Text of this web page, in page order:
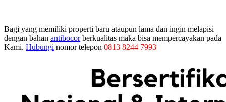
Bagi yang memiliki properti baru ataupun lama dan ingin melapisi
dengan bahan antibocorberkualitas maka bisa mempercayakan pada
Kami. Hubungi nomor telepon 0813 8244 7993